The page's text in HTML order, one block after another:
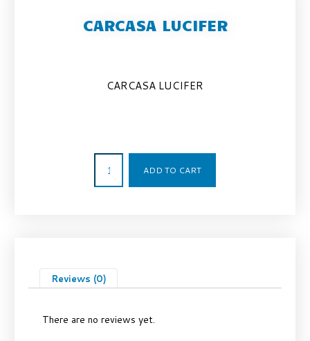
CARCASA LUCIFER
CARCASA LUCIFER
ADD TO CART
Reviews (0)
There are no reviews yet.